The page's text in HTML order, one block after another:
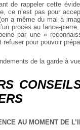
de rappeler cette
ce n’est pas pour
a même du mal à
procès au lance-
par une «
refuser pour pouvoir
de la garde à
AU MOMENT DE